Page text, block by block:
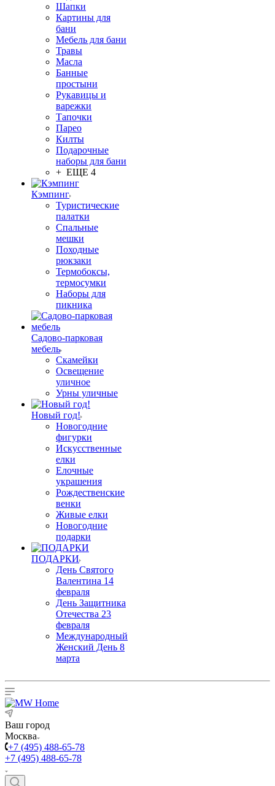
Шапки
Картины для
бани
Мебель для бани
Травы
Масла
Банные
простыни
Рукавицы и
варежки
Тапочки
Парео
Килты
Подарочные
наборы для бани
+ ЕЩЕ 4
Кэмпинг
Туристические
палатки
Спальные
мешки
Походные
рюкзаки
Термобоксы,
термосумки
Наборы для
пикника
Садово-парковая
мебель
Скамейки
Освещение
уличное
Урны уличные
Новый год!
Новогодние
фигурки
Искусственные
елки
Елочные
украшения
Рождественские
венки
Живые елки
Новогодние
подарки
ПОДАРКИ
День Святого
Валентина 14
февраля
День Защитника
Отечества 23
февраля
Международный
Женский День 8
марта
Ваш город
Москва
+7 (495) 488-65-78
+7 (495) 488-65-78